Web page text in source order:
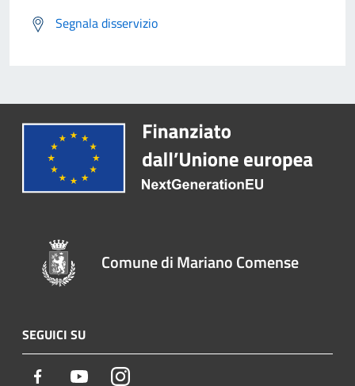
Segnala disservizio
Comune di Mariano Comense
SEGUICI SU
Facebook YoutubeInstagram